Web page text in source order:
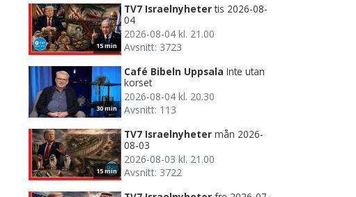
15 min
TV7 Israelnyheter tis 2026-08-
04
2026-08-04 kl. 21.00
Avsnitt: 3723
30 min
Café Bibeln Uppsala Inte utan
korset
2026-08-04 kl. 20.30
Avsnitt: 113
15 min
TV7 Israelnyheter mån 2026-
08-03
2026-08-03 kl. 21.00
Avsnitt: 3722